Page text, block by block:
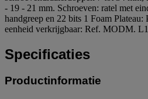
- 19 - 21 mm. Schroeven: ratel met
handgreep en 22 bits 1 Foam
eenheid verkrijgbaar: Ref. MODM.
Specificaties
Productinformatie